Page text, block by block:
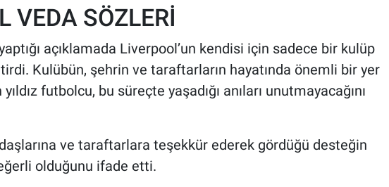
VEDA SÖZLERİ
açıklamada Liverpool’un kendisi için sadece bir kulüp
Kulübün, şehrin ve taraftarların hayatında önemli bir yer
futbolcu, bu süreçte yaşadığı anıları unutmayacağını
ve taraftarlara teşekkür ederek gördüğü desteğin
olduğunu ifade etti.